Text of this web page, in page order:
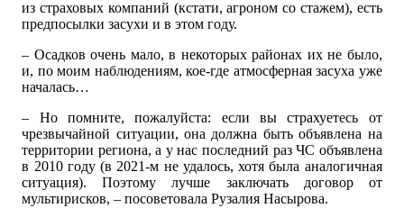
из страховых компаний (кстати, агроном со стажем), есть
предпосылки засухи и в этом году.
– Осадков очень мало, в некоторых районах их не было,
и, по моим наблюдениям, кое-где атмосферная засуха уже
началась…
– Но помните, пожалуйста: если вы страхуетесь от
чрезвычайной ситуации, она должна быть объявлена на
территории региона, а у нас последний раз ЧС объявлена
в 2010 году (в 2021-м не удалось, хотя была аналогичная
ситуация). Поэтому лучше заключать договор от
мультирисков, – посоветовала Рузалия Насырова.